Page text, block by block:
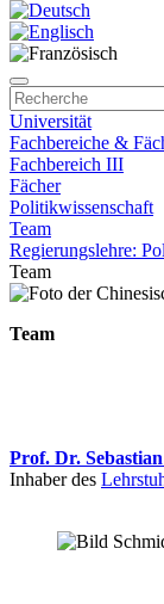
Universität
Fachbereiche &
Fachbereich III
Fächer
Politikwissenschaft
Team
Regierungslehre:
Team
Team
Prof. Dr.
Inhaber des